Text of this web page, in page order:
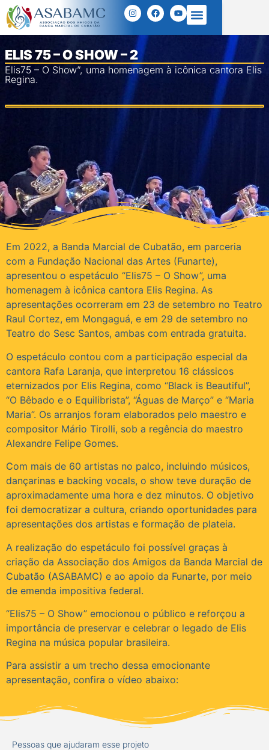
ELIS 75 – O SHOW – 2
Elis75 – O Show”, uma homenagem à icônica cantora Elis
Regina.
Em 2022, a Banda Marcial de Cubatão, em parceria
com a Fundação Nacional das Artes (Funarte),
apresentou o espetáculo “Elis75 – O Show”, uma
homenagem à icônica cantora Elis Regina. As
apresentações ocorreram em 23 de setembro no Teatro
Raul Cortez, em Mongaguá, e em 29 de setembro no
Teatro do Sesc Santos, ambas com entrada gratuita.
O espetáculo contou com a participação especial da
cantora Rafa Laranja, que interpretou 16 clássicos
eternizados por Elis Regina, como “Black is Beautiful”,
“O Bêbado e o Equilibrista”, “Águas de Março” e “Maria
Maria”. Os arranjos foram elaborados pelo maestro e
compositor Mário Tirolli, sob a regência do maestro
Alexandre Felipe Gomes.
Com mais de 60 artistas no palco, incluindo músicos,
dançarinas e backing vocals, o show teve duração de
aproximadamente uma hora e dez minutos. O objetivo
foi democratizar a cultura, criando oportunidades para
apresentações dos artistas e formação de plateia.
A realização do espetáculo foi possível graças à
criação da Associação dos Amigos da Banda Marcial de
Cubatão (ASABAMC) e ao apoio da Funarte, por meio
de emenda impositiva federal.
“Elis75 – O Show” emocionou o público e reforçou a
importância de preservar e celebrar o legado de Elis
Regina na música popular brasileira.
Para assistir a um trecho dessa emocionante
apresentação, confira o vídeo abaixo:
Pessoas que ajudaram esse projeto